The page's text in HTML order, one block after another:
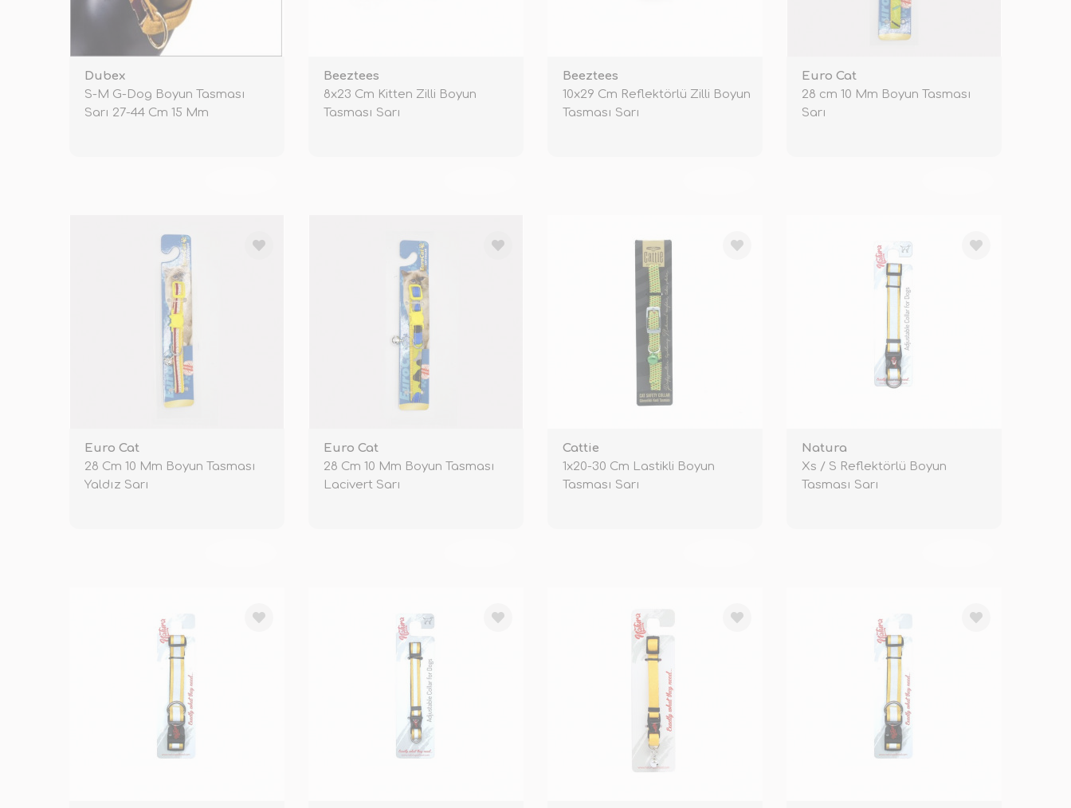
Dubex
S-M G-Dog Boyun Tasması
Sarı 27-44 Cm 15 Mm
Beeztees
8x23 Cm Kitten Zilli Boyun
Tasması Sarı
Beeztees
10x29 Cm Reflektörlü Zilli Boyun
Tasması Sarı
Euro Cat
28 cm 10 Mm Boyun Tasması
Sarı
Euro Cat
28 Cm 10 Mm Boyun Tasması
Yaldız Sarı
Euro Cat
28 Cm 10 Mm Boyun Tasması
Lacivert Sarı
Cattie
1x20-30 Cm Lastikli Boyun
Tasması Sarı
Natura
Xs / S Reflektörlü Boyun
Tasması Sarı